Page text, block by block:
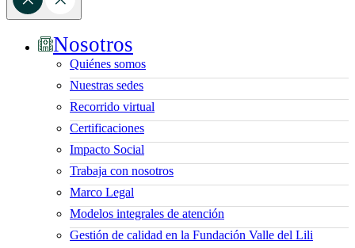
Nosotros
Quiénes somos
Nuestras sedes
Recorrido virtual
Certificaciones
Impacto Social
Trabaja con nosotros
Marco Legal
Modelos integrales de atención
Gestión de calidad en la Fundación Valle del Lili